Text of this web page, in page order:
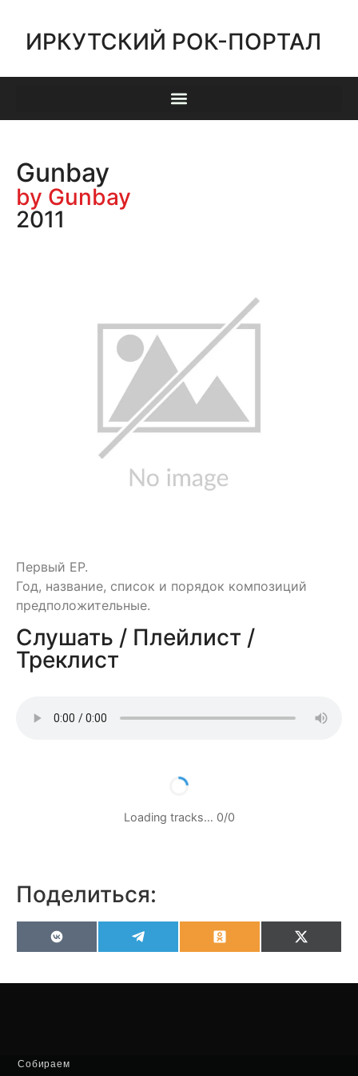
ИРКУТСКИЙ РОК-ПОРТАЛ
Gunbay
by Gunbay
2011
Первый EP.
Год, название, список и порядок композиций
предположительные.
Слушать / Плейлист /
Треклист
Loading tracks… 0/0
Поделиться:
VK OdnoklassnikiX
Собираем